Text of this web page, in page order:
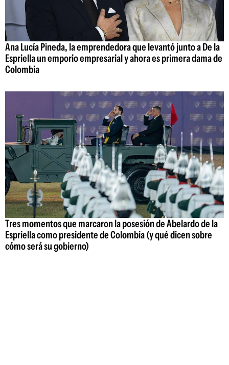
Ana Lucía Pineda, la emprendedora que levantó junto a De la
Espriella un emporio empresarial y ahora es primera dama de
Colombia
Tres momentos que marcaron la posesión de Abelardo de la
Espriella como presidente de Colombia (y qué dicen sobre
cómo será su gobierno)